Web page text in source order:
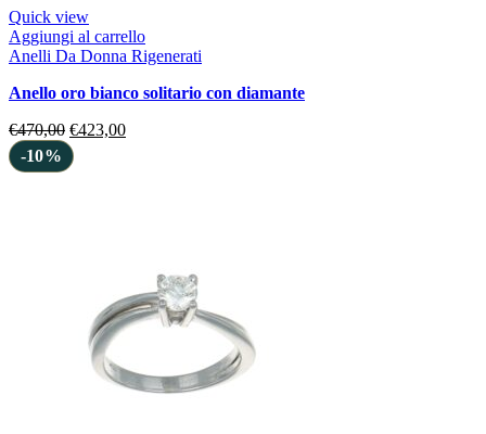
Quick view
Aggiungi al carrello
Anelli Da Donna Rigenerati
anello oro bianco solitario con diamante
€470,00 €423,00
-10%